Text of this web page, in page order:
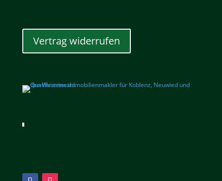
Vertrag widerrufen